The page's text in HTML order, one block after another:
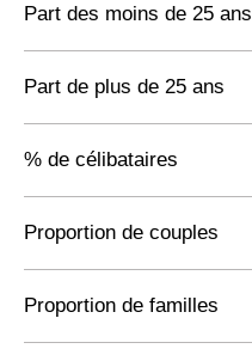
Part des moins de 25 ans
Part de plus de 25 ans
% de célibataires
Proportion de couples
Proportion de familles